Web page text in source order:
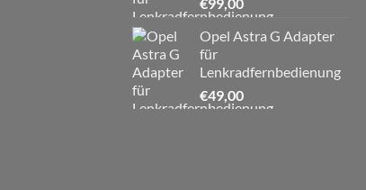
Opel Astra G Adapter
für
Lenkradfernbedienung
€49,00